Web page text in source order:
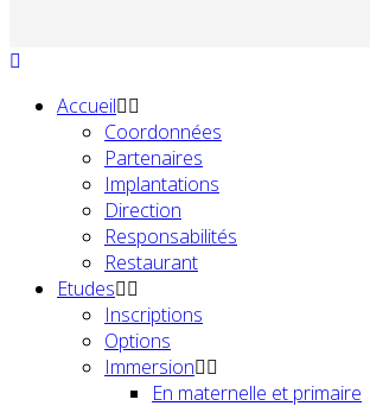
Accueil
Coordonnées
Partenaires
Implantations
Direction
Responsabilités
Restaurant
Etudes
Inscriptions
Options
Immersion
En maternelle et primaire